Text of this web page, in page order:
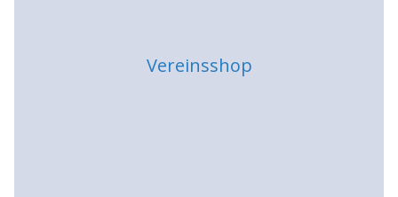
Vereinsshop